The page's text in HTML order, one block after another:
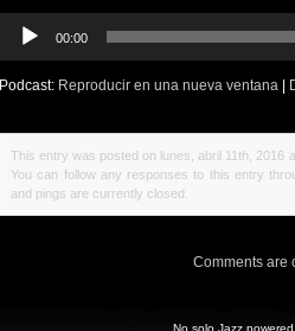
Reproductor
00:00
Podcast: Reproducir en una nueva ventana
This entry was posted on lunes, abril 11th, 2016
You can follow any responses to this entry
and pings are currently closed.
Comments are
No solo Jazz